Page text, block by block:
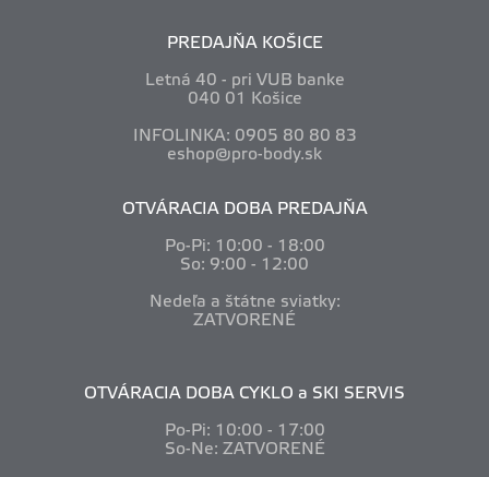
PREDAJŇA KOŠICE
Letná 40 - pri VUB banke
040 01 Košice
INFOLINKA: 0905 80 80 83
eshop@pro-body.sk
OTVÁRACIA DOBA PREDAJŇA
Po-Pi: 10:00 - 18:00
So: 9:00 - 12:00
Nedeľa a štátne sviatky:
ZATVORENÉ
OTVÁRACIA DOBA CYKLO a SKI SERVIS
Po-Pi: 10:00 - 17:00
So-Ne: ZATVORENÉ